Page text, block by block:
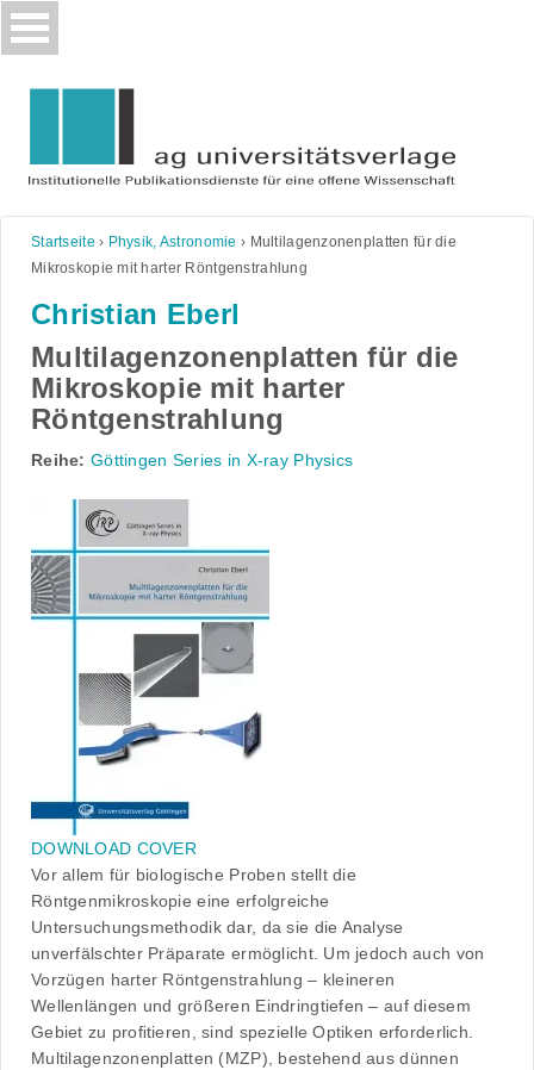
Skip
to
Startseite › Physik, Astronomie › Multilagenzonenplatten für die
Mikroskopie mit harter Röntgenstrahlung
Christian Eberl
Multilagenzonenplatten für die
Mikroskopie mit harter
Röntgenstrahlung
Reihe: Göttingen Series in X-ray Physics
DOWNLOAD COVER
Vor allem für biologische Proben stellt die
Röntgenmikroskopie eine erfolgreiche
Untersuchungsmethodik dar, da sie die Analyse
unverfälschter Präparate ermöglicht. Um jedoch auch von
Vorzügen harter Röntgenstrahlung – kleineren
Wellenlängen und größeren Eindringtiefen – auf diesem
Gebiet zu proﬁtieren, sind spezielle Optiken erforderlich.
Multilagenzonenplatten (MZP), bestehend aus dünnen